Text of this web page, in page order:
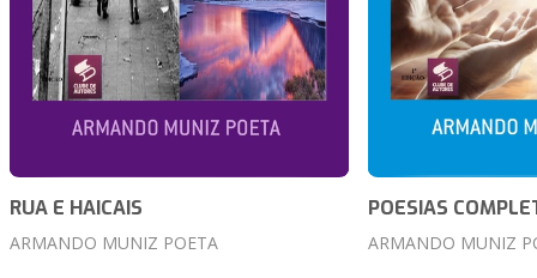
RUA E HAICAIS
ARMANDO MUNIZ POETA
POESIAS
ARMANDO MUNIZ